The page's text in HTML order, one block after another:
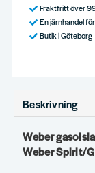
Fraktfritt över
En järnhandel
Butik i Göteborg
Beskrivning
Weber
Weber Spirit/